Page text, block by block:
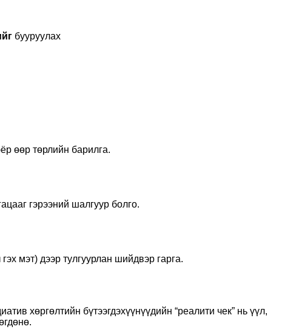
бууруулах
өөр төрлийн барилга.
гэрээний шалгуур болго.
мэт) дээр тулгуурлан шийдвэр гарга.
хөргөлтийн бүтээгдэхүүнүүдийн “реалити чек” нь үүл,